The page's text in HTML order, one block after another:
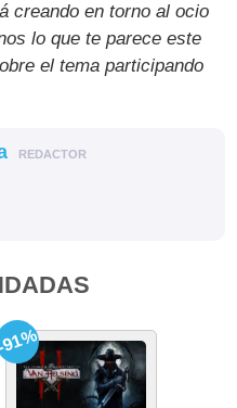
creando en torno al ocio
lo que te parece este
el tema participando
REDACTOR